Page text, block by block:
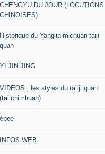
CHENGYU DU JOUR (LOCUTIONS
CHINOISES)
Historique du Yangjia michuan taiji
quan
YI JIN JING
VIDEOS : les styles du tai ji quan
(tai chi chuan)
épee
INFOS WEB